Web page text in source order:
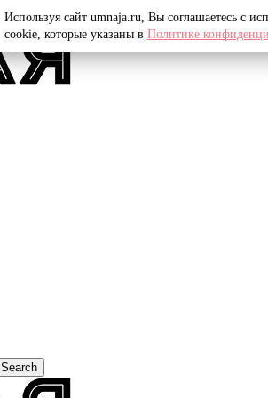
Search
Используя сайт umnaja.ru, Вы соглашаетесь с
cookie, которые указаны в Политике